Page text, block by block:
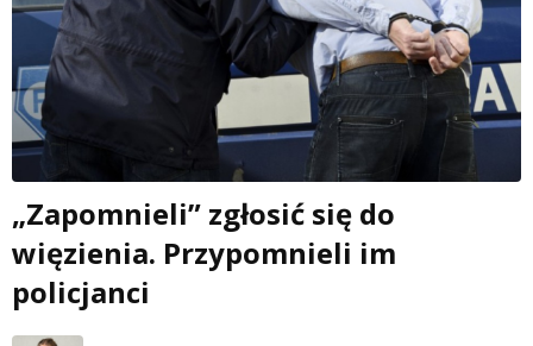
„Zapomnieli” zgłosić się do
więzienia. Przypomnieli im
policjanci